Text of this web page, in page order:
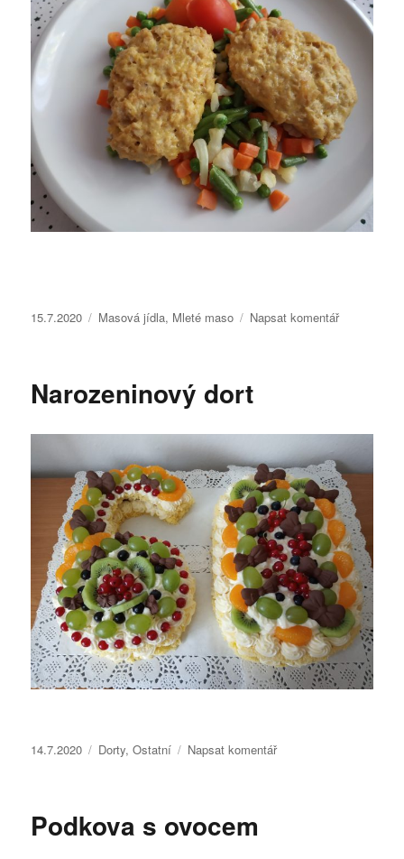
Publikováno:
15.7.2020 Rubriky:
Masová jídla, Mleté maso Napsat komentářpro
masa
Narozeninový dort
Publikováno:
14.7.2020 Rubriky:
Dorty,Ostatní Napsat komentářpro
Podkova s ovocem